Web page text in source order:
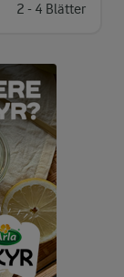
2 - 4 Blätter